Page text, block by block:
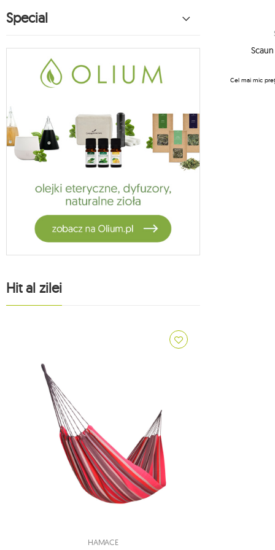
koala accesorii pentru hamac 27
habana
hamac lunar
suspensie hamac 13
hamac din bumbac 1
zestawy ogrodowe 1
4
crua outdoor
oslo
1
accesorii koala
accesorii ticket to the moon
adventure
alți producători
american dream
Special
Hit al zilei
HAMACE
Cel mai mic